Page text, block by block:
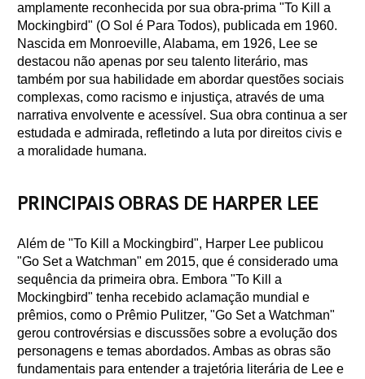
amplamente reconhecida por sua obra-prima "To Kill a
Mockingbird" (O Sol é Para Todos), publicada em 1960.
Nascida em Monroeville, Alabama, em 1926, Lee se
destacou não apenas por seu talento literário, mas
também por sua habilidade em abordar questões sociais
complexas, como racismo e injustiça, através de uma
narrativa envolvente e acessível. Sua obra continua a ser
estudada e admirada, refletindo a luta por direitos civis e
a moralidade humana.
PRINCIPAIS OBRAS DE HARPER LEE
Além de "To Kill a Mockingbird", Harper Lee publicou
"Go Set a Watchman" em 2015, que é considerado uma
sequência da primeira obra. Embora "To Kill a
Mockingbird" tenha recebido aclamação mundial e
prêmios, como o Prêmio Pulitzer, "Go Set a Watchman"
gerou controvérsias e discussões sobre a evolução dos
personagens e temas abordados. Ambas as obras são
fundamentais para entender a trajetória literária de Lee e